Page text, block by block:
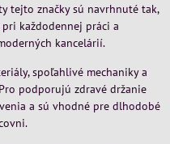
tejto značky sú navrhnuté tak,
každodennej práci a
kancelárií.
spoľahlivé mechaniky a
podporujú zdravé držanie
a sú vhodné pre dlhodobé